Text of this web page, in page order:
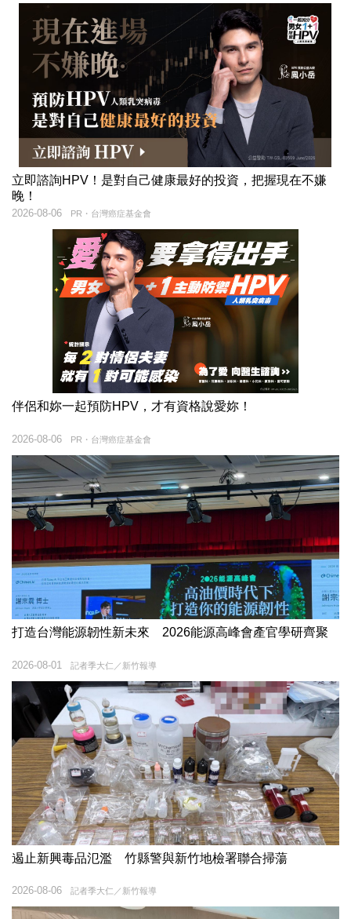
立即諮詢HPV！是對自己健康最好的投資，把握現在不嫌
晚！
PR・台灣癌症基金會
2026-08-06
伴侶和妳一起預防HPV，才有資格說愛妳！
PR・台灣癌症基金會
2026-08-06
打造台灣能源韌性新未來 2026能源高峰會產官學研齊聚
記者季大仁／新竹報導
2026-08-01
遏止新興毒品氾濫 竹縣警與新竹地檢署聯合掃蕩
記者季大仁／新竹報導
2026-08-06